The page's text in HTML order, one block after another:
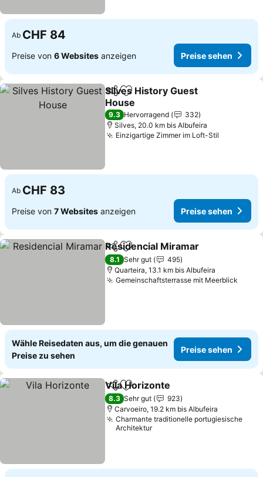
Ab CHF 84
Preise von 6 Websites anzeigen Preise sehen
TeilenZu Favoriten hinzufügen
Silves History Guest
House
9.3 Hervorragend
332
Silves, 20.0 km bis Albufeira
Einzigartige Zimmer im Loft-Stil
Ab CHF 83
Preise von 7 Websites anzeigen Preise sehen
TeilenZu Favoriten hinzufügen
Residencial Miramar
8.1 Sehr gut
495
Quarteira, 13.1 km bis Albufeira
Gemeinschaftsterrasse mit Meerblick
Wähle Reisedaten aus, um die genauen
Preise zu sehen
Preise sehen
TeilenZu Favoriten hinzufügen
Vila Horizonte
8.3 Sehr gut
923
Carvoeiro, 19.2 km bis Albufeira
Charmante traditionelle portugiesische
Architektur